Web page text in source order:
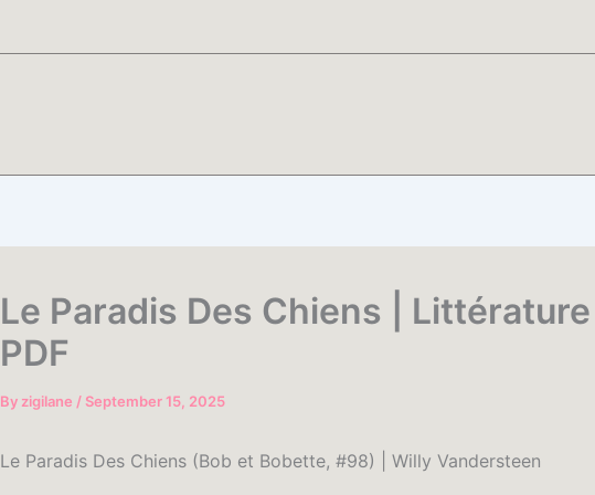
Le Paradis Des Chiens |
PDF
By zigilane /September 15, 2025
Le Paradis Des Chiens (Bob et Bobette, #98) | Willy Vandersteen